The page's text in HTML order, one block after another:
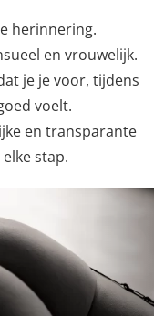
herinnering.
en vrouwelijk.
je je voor, tijdens
voelt.
en transparante
stap.